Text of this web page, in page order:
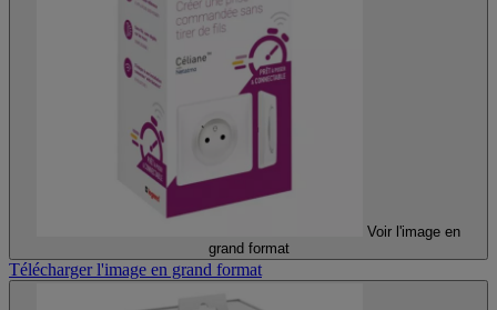
Voir l'image en
grand format
Télécharger l'image en grand format